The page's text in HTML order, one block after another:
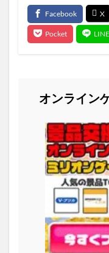
オンライン